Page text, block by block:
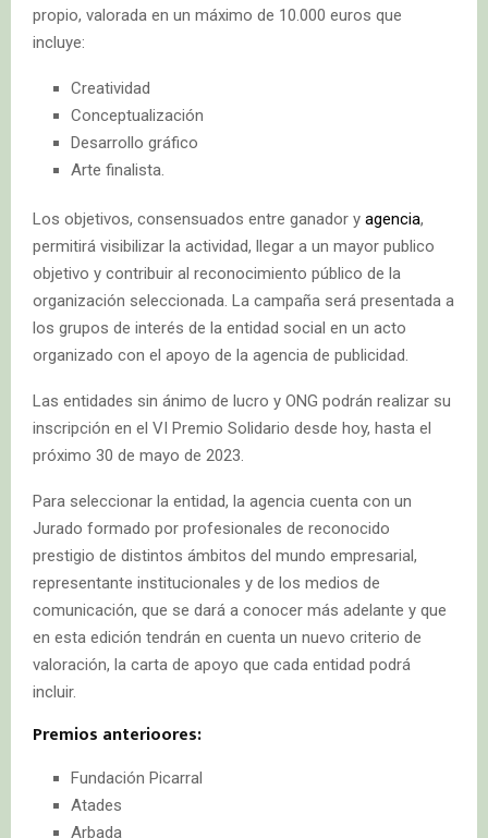
propio, valorada en un máximo de 10.000 euros que
incluye:
Creatividad
Conceptualización
Desarrollo gráfico
Arte finalista.
Los objetivos, consensuados entre ganador y agencia,
permitirá visibilizar la actividad, llegar a un mayor publico
objetivo y contribuir al reconocimiento público de la
organización seleccionada. La campaña será presentada a
los grupos de interés de la entidad social en un acto
organizado con el apoyo de la agencia de publicidad.
Las entidades sin ánimo de lucro y ONG podrán realizar su
inscripción en el VI Premio Solidario desde hoy, hasta el
próximo 30 de mayo de 2023.
Para seleccionar la entidad, la agencia cuenta con un
Jurado formado por profesionales de reconocido
prestigio de distintos ámbitos del mundo empresarial,
representante institucionales y de los medios de
comunicación, que se dará a conocer más adelante y que
en esta edición tendrán en cuenta un nuevo criterio de
valoración, la carta de apoyo que cada entidad podrá
incluir.
Premios anterioores:
Fundación Picarral
Atades
Arbada